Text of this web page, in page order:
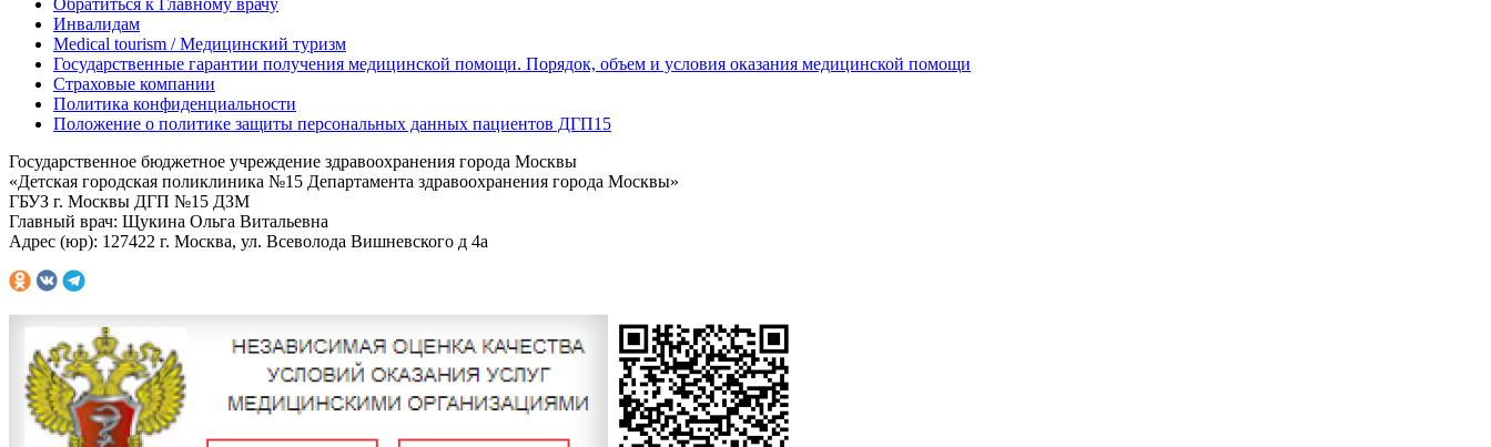
Инвалидам
Medical tourism / Медицинский туризм
Государственные гарантии получения медицинской помощи. Порядок, объем и условия оказания медицинской помощи
Страховые компании
Политика конфиденциальности
Положение о политике защиты персональных данных пациентов ДГП15
Государственное бюджетное учреждение здравоохранения города Москвы
«Детская городская поликлиника №15 Департамента здравоохранения города Москвы»
ГБУЗ г. Москвы ДГП №15 ДЗМ
Главный врач: Щукина Ольга Витальевна
Адрес (юр): 127422 г. Москва, ул. Всеволода Вишневского д 4а